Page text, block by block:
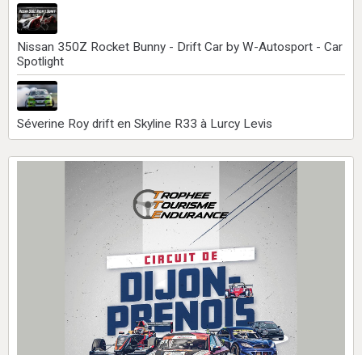
Nissan 350Z Rocket Bunny - Drift Car by W-Autosport - Car
Spotlight
Séverine Roy drift en Skyline R33 à Lurcy Levis